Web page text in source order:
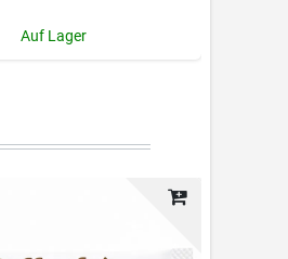
Auf Lager